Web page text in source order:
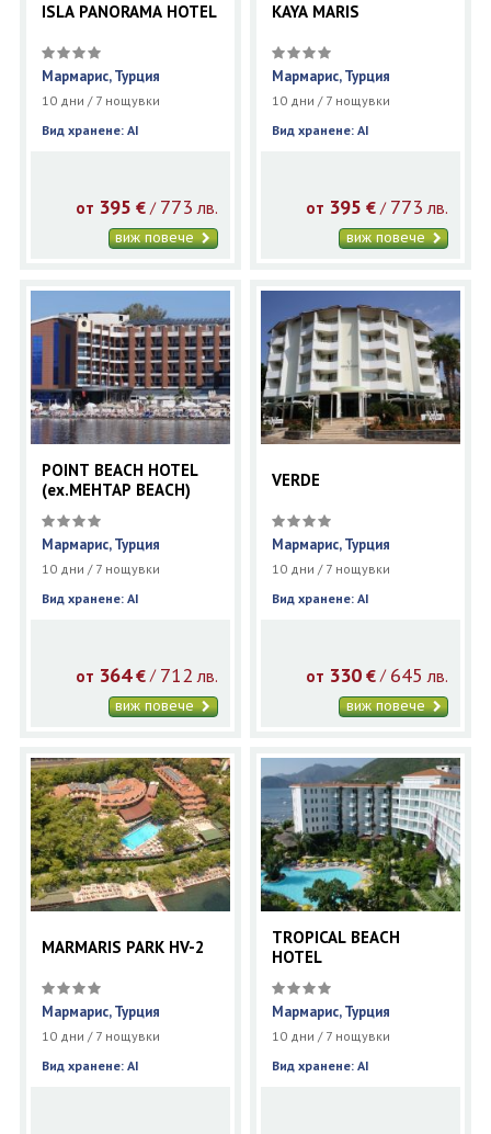
ISLA PANORAMA HOTEL
Мармарис, Турция
10 дни / 7 нощувки
Вид хранене: AI
от 395 €/ 773 лв.
виж повече
KAYA MARIS
Мармарис, Турция
10 дни / 7 нощувки
Вид хранене: AI
от 395 € / 773 лв.
виж повече
POINT BEACH HOTEL
(ex.MEHTAP BEACH)
Мармарис, Турция
10 дни / 7 нощувки
Вид хранене: AI
от 364 €/ 712 лв.
виж повече
VERDE
Мармарис, Турция
10 дни / 7 нощувки
Вид хранене: AI
от 330 € / 645 лв.
виж повече
MARMARIS PARK HV-2
Мармарис, Турция
10 дни / 7 нощувки
Вид хранене: AI
TROPICAL BEACH
HOTEL
Мармарис, Турция
10 дни / 7 нощувки
Вид хранене: AI